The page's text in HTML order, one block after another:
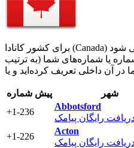
یا شماره‌های شما (به ترتیب
پیش شماره شهر
+1-236
Abbotsford
رایگان پیامک
+1-226
Acton
رایگان پیامک